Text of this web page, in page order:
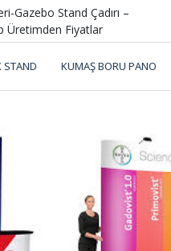
Gazebo Stand Çadırı –
Üretimden Fiyatlar
STAND KUMAŞ BORU PANO